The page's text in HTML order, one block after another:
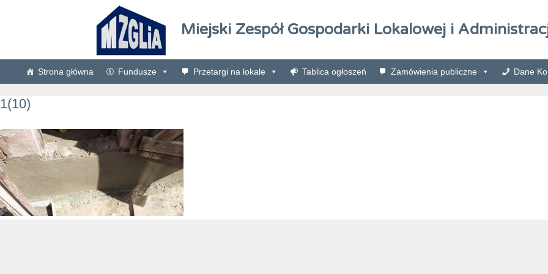
Miejski Zespół Gospodarki Lokalowej i
Strona główna Fundusze Przetargi na lokale Tablica ogłoszeń Zamówienia publiczne Dane
1(10)